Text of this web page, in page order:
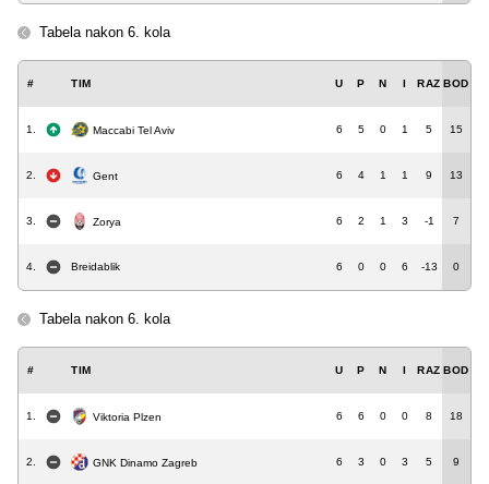
Tabela nakon 6. kola
# TIM U P N I RAZ BOD
1. Maccabi Tel Aviv 6 5 0 1 5 15
2. Gent 6 4 1 1 9 13
3. Zorya 6 2 1 3 -1 7
4. Breidablik 6 0 0 6 -13 0
Tabela nakon 6. kola
# TIM U P N I RAZ BOD
1. Viktoria Plzen 6 6 0 0 8 18
2. GNK Dinamo Zagreb 6 3 0 3 5 9